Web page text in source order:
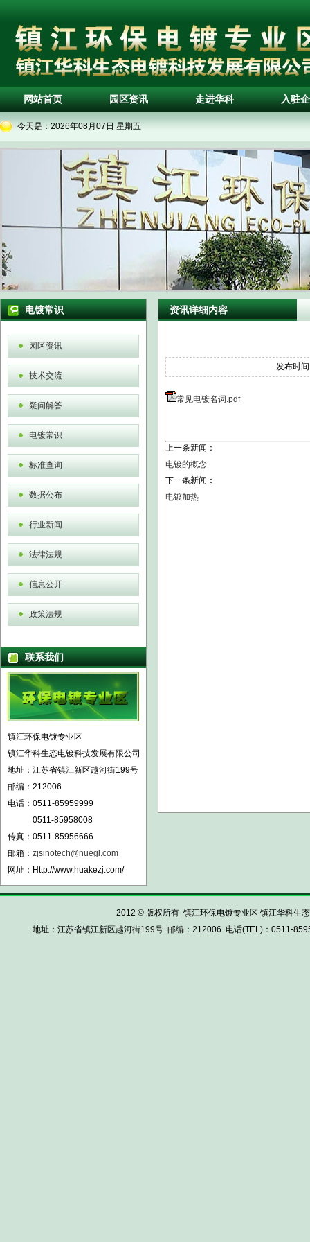
网站首页 园区资讯 走进华科 入驻
今天是：2026年08月07日 星期五
电镀常识
园区资讯
技术交流
疑问解答
电镀常识
标准查询
数据公布
行业新闻
法律法规
信息公开
政策法规
联系我们
镇江环保电镀专业区
镇江华科生态电镀科技发展有限公司
地址：江苏省镇江新区越河街199号
邮编：212006
电话：0511-85959999
0511-85958008
传真：0511-85956666
邮箱： zjsinotech@nuegl.com
网址：Http://www.huakezj.com/
资讯详细内容
发布时
常见电镀名词.pdf
上一条新闻：
电镀的概念
下一条新闻：
电镀加热
2012 © 版权所有 镇江环保电镀专业区 镇江华科生
地址：江苏省镇江新区越河街199号 邮编：212006 电话(TEL)：0511-